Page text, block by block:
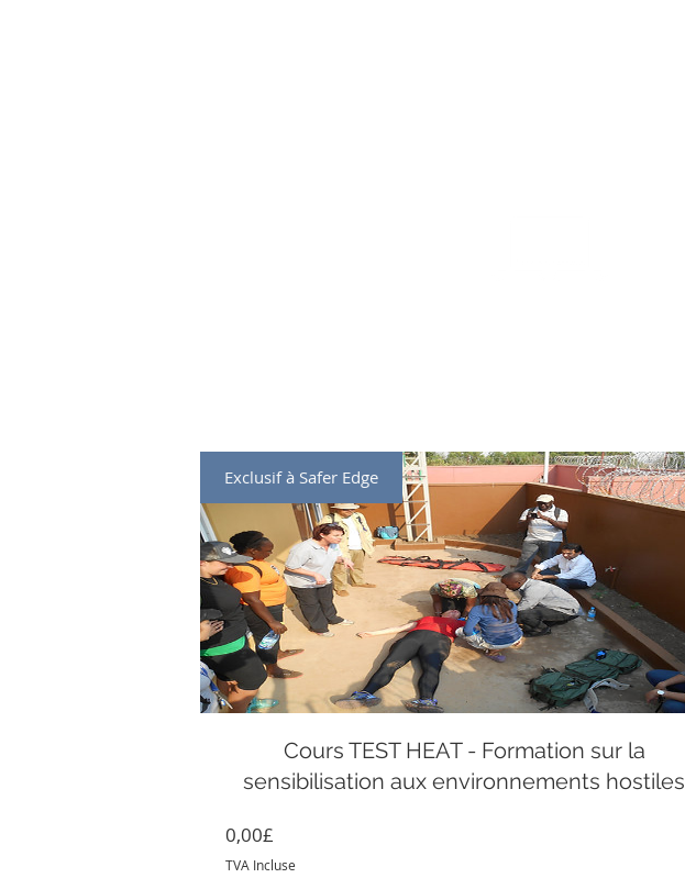
Appel Zoom
initial d'une
heure
Exclusif à Safer Edge
Cours TEST HEAT - Formation sur la
sensibilisation aux environnements hostiles
0,00£
TVA Incluse